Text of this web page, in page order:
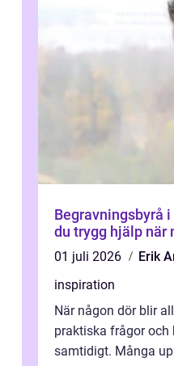
Begravningsbyrå i
du trygg hjälp när
01 juli 2026
Erik
inspiration
När någon dör blir
praktiska frågor och
samtidigt. Många